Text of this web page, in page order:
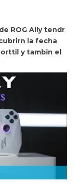
ROG Ally tendr
la fecha
y tambin el